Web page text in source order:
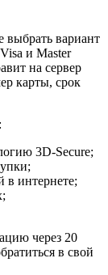
выбрать вариант
и Master
на сервер
карты, срок
3D-Secure;
в интернете;
через 20
в свой